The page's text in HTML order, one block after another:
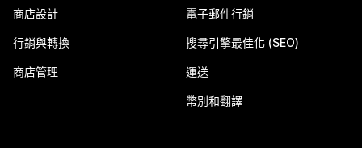
商店設計
行銷與轉換
商店管理
電子郵件行銷
搜尋引擎最佳化 (SEO)
運送
幣別和翻譯